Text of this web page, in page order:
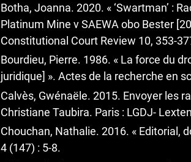
Botha, Joanna. 2020. « ‘Swartman’ :
Platinum Mine v SAEWA obo Bester
Constitutional Court Review 10, 353-
Bourdieu, Pierre. 1986. « La force du
juridique] ». Actes de la recherche en
Calvès, Gwénaële. 2015. Envoyer les
Christiane Taubira. Paris : LGDJ-
Chouchan, Nathalie. 2016. « Editorial,
4 (147) : 5-8.